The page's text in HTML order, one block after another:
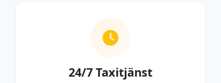
24/7 Taxitjänst